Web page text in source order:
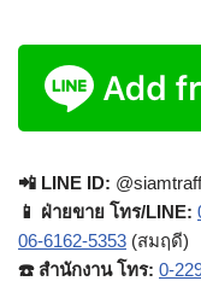
📲 LINE ID:
📱 ฝ่ายขาย โทร/LINE:
06-6162-5353 (สมฤดี)
☎️ สำนักงาน โทร: 0-